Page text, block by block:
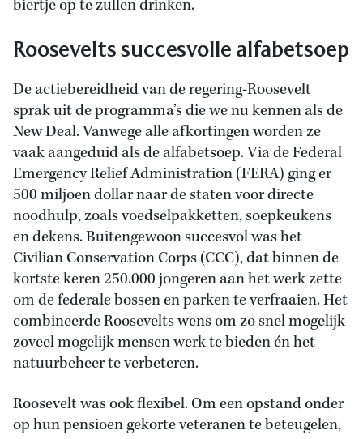
biertje op te zullen drinken.
Roosevelts succesvolle alfabetsoep
De actiebereidheid van de regering-Roosevelt
sprak uit de programma’s die we nu kennen als de
New Deal. Vanwege alle afkortingen worden ze
vaak aangeduid als de alfabetsoep. Via de Federal
Emergency Relief Administration (FERA) ging er
500 miljoen dollar naar de staten voor directe
noodhulp, zoals voedselpakketten, soepkeukens
en dekens. Buitengewoon succesvol was het
Civilian Conservation Corps (CCC), dat binnen de
kortste keren 250.000 jongeren aan het werk zette
om de federale bossen en parken te verfraaien. Het
combineerde Roosevelts wens om zo snel mogelijk
zoveel mogelijk mensen werk te bieden én het
natuurbeheer te verbeteren.
Roosevelt was ook flexibel. Om een opstand onder
op hun pensioen gekorte veteranen te beteugelen,